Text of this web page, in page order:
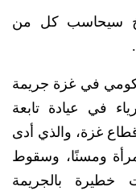
سيحاسب كل من
في غزة جريمة
في عيادة تابعة
قطاع غزة، والذي أدى
بينهم 16 طفلًا وامرأة ومسنًا، وسقوط
خطيرة بالجريمة